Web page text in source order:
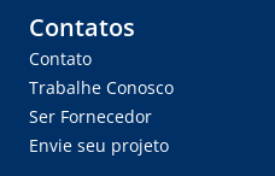
Contatos
Contato
Trabalhe Conosco
Ser Fornecedor
Envie seu projeto